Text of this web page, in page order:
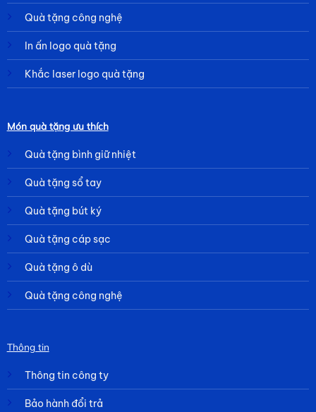
Quà tặng công nghệ
In ấn logo quà tặng
Khắc laser logo quà tặng
Món quà tặng ưu thích
Quà tặng bình giữ nhiệt
Quà tặng sổ tay
Quà tặng bút ký
Quà tặng cáp sạc
Quà tặng ô dù
Quà tặng công nghệ
Thông tin
Thông tin công ty
Bảo hành đổi trả